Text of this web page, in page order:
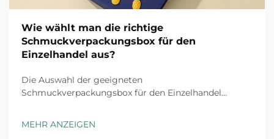
Wie wählt man die richtige
Schmuckverpackungsbox für den
Einzelhandel aus?
Die Auswahl der geeigneten
Schmuckverpackungsbox für den Einzelhandel
betriebliche Effizienz beeinflussen. Die richtige
MEHR ANZEIGEN